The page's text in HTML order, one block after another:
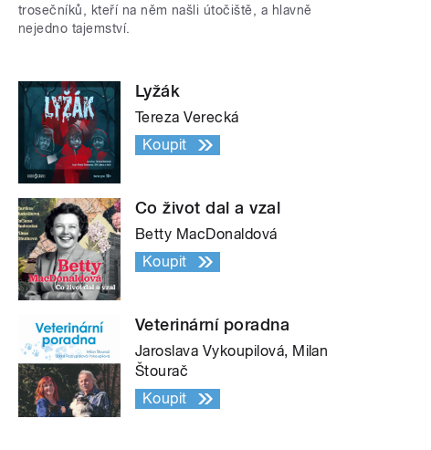
trosečníků, kteří na něm našli útočiště, a hlavně
nejedno tajemství.
Lyžák
Tereza Verecká
Koupit
Co život dal a vzal
Betty MacDonaldová
Koupit
Veterinární poradna
Jaroslava Vykoupilová, Milan
Štourač
Koupit